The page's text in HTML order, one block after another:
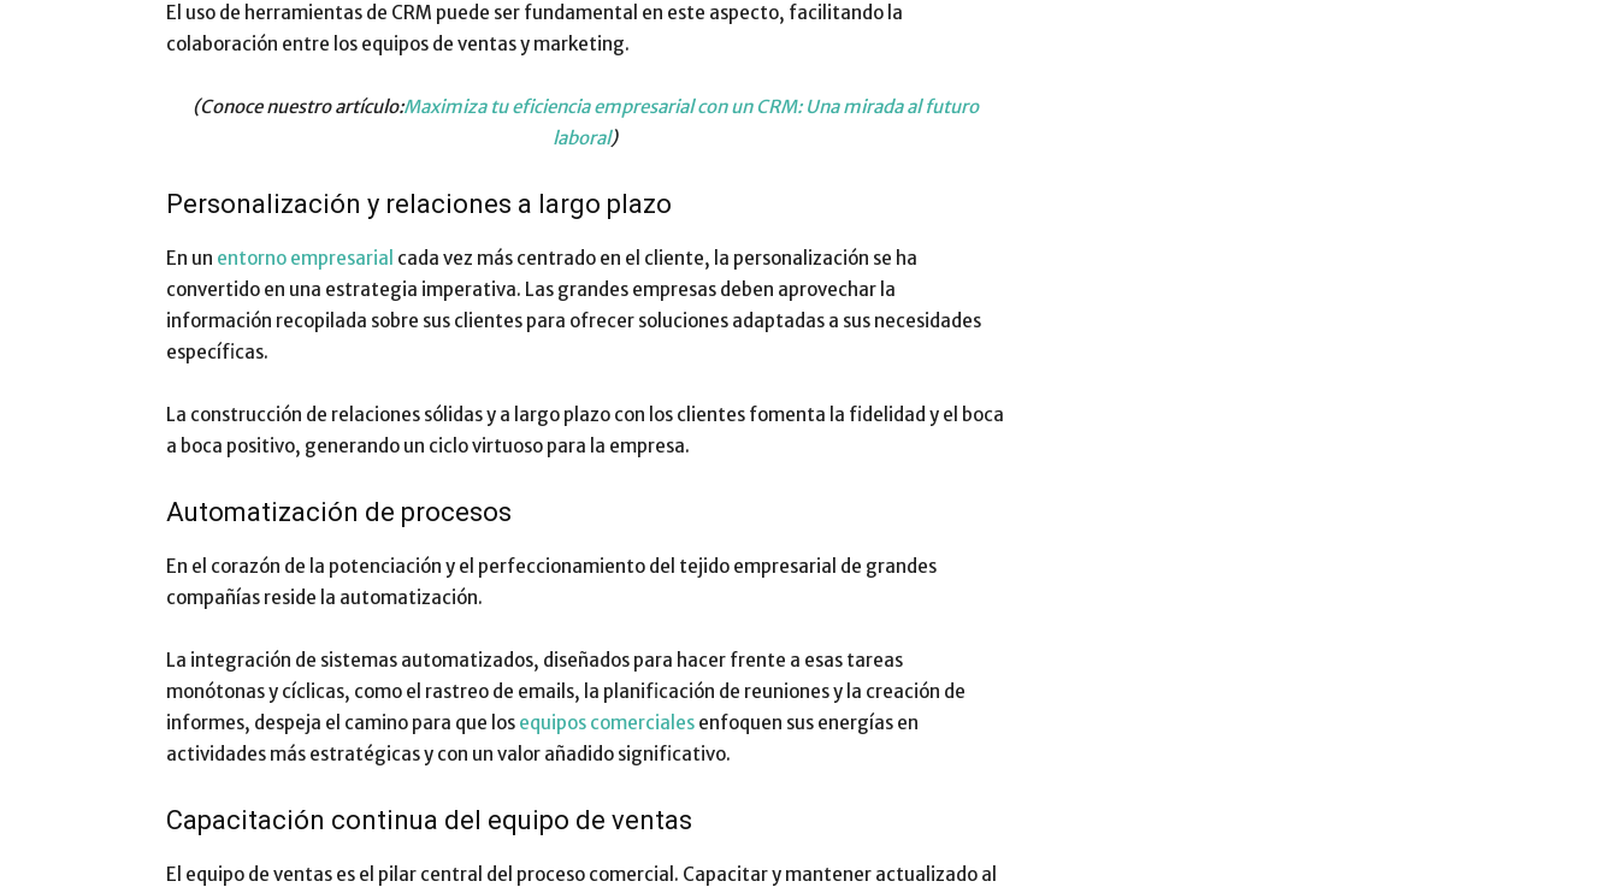
El uso de herramientas de CRM puede ser fundamental en este aspecto, facilitando la
colaboración entre los equipos de ventas y marketing.
(Conoce nuestro artículo:Maximiza tu eficiencia empresarial con un CRM: Una mirada al futuro
laboral)
Personalización y relaciones a largo plazo
En un entorno empresarial cada vez más centrado en el cliente, la personalización se ha
convertido en una estrategia imperativa. Las grandes empresas deben aprovechar la
información recopilada sobre sus clientes para ofrecer soluciones adaptadas a sus necesidades
específicas.
La construcción de relaciones sólidas y a largo plazo con los clientes fomenta la fidelidad y el boca
a boca positivo, generando un ciclo virtuoso para la empresa.
Automatización de procesos
En el corazón de la potenciación y el perfeccionamiento del tejido empresarial de grandes
compañías reside la automatización.
La integración de sistemas automatizados, diseñados para hacer frente a esas tareas
monótonas y cíclicas, como el rastreo de emails, la planificación de reuniones y la creación de
informes, despeja el camino para que los equipos comerciales enfoquen sus energías en
actividades más estratégicas y con un valor añadido significativo.
Capacitación continua del equipo de ventas
El equipo de ventas es el pilar central del proceso comercial. Capacitar y mantener actualizado al